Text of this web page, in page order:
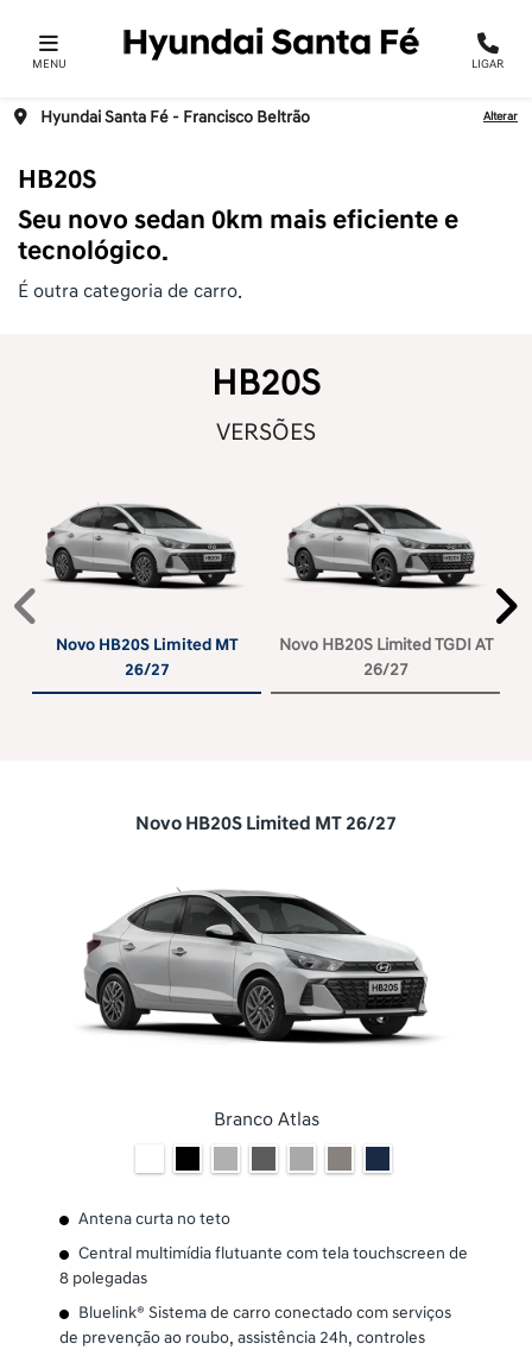
MENU LIGAR
Hyundai Santa Fé - Francisco Beltrão Alterar
HB20S
Seu novo sedan 0km mais eficiente e
tecnológico.
É outra categoria de carro.
HB20S
VERSÕES
Novo HB20S Limited MT
26/27
Novo HB20S Limited TGDI AT
26/27
Anterior
Novo HB20S Limited MT 26/27
Branco Atlas
Antena curta no teto
Central multimídia flutuante com tela touchscreen de
8 polegadas
Bluelink® Sistema de carro conectado com serviços
de prevenção ao roubo, assistência 24h, controles